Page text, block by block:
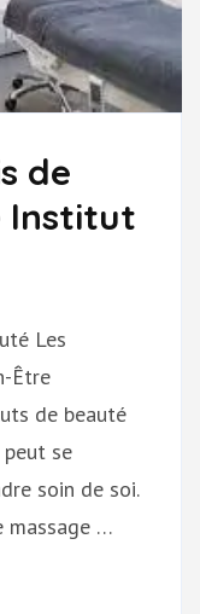
de
Institut
Les
Être
de beauté
peut se
soin de soi.
massage …